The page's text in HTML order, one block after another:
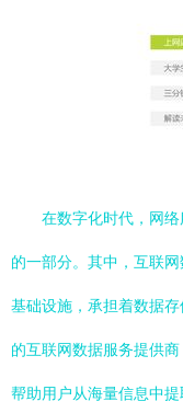
在数字化时代，网
的一部分。其中，互联
基础设施，承担着数据
的互联网数据服务提供
帮助用户从海量信息中提